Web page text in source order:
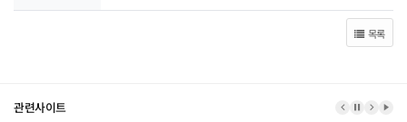
목록
관련사이트 이전 배너
배너 정지
다음배